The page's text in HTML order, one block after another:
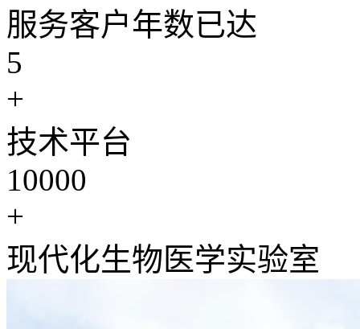
服务客户年数已达
5
+
技术平台
10000
+
现代化生物医学实验室